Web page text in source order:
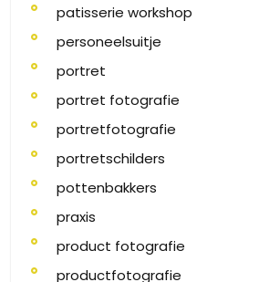
patisserie workshop
personeelsuitje
portret
portret fotografie
portretfotografie
portretschilders
pottenbakkers
praxis
product fotografie
productfotografie